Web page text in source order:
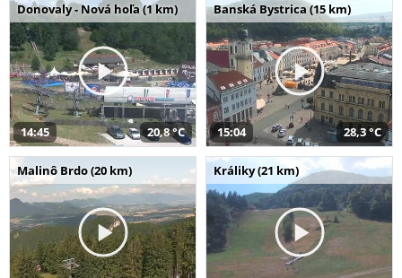
Donovaly - Nová hoľa (1 km)
14:45 20,8 °C
Banská Bystrica (15 km)
15:04 28,3 °C
Malinô Brdo (20 km) Králiky (21 km)